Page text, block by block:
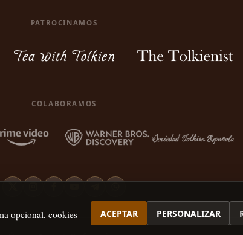
PATROCINAMOS
COLABORAMOS
opcional, cookies
ACEPTAR PERSONALIZAR